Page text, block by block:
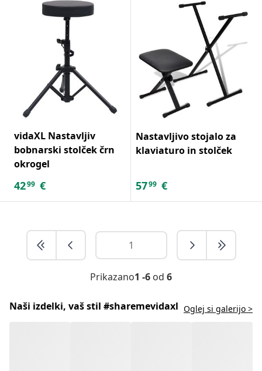
vidaXL Nastavljiv
bobnarski stolček črn
okrogel
4299 €
Nastavljivo stojalo za
klaviaturo in stolček
5799 €
Prikazano1 -6 od 6
Naši izdelki, vaš stil #sharemevidaxl Oglej si galerijo >